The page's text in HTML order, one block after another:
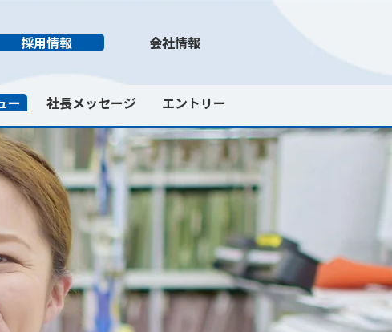
採用情報 会社情報
ー 社長メッセージ エントリー